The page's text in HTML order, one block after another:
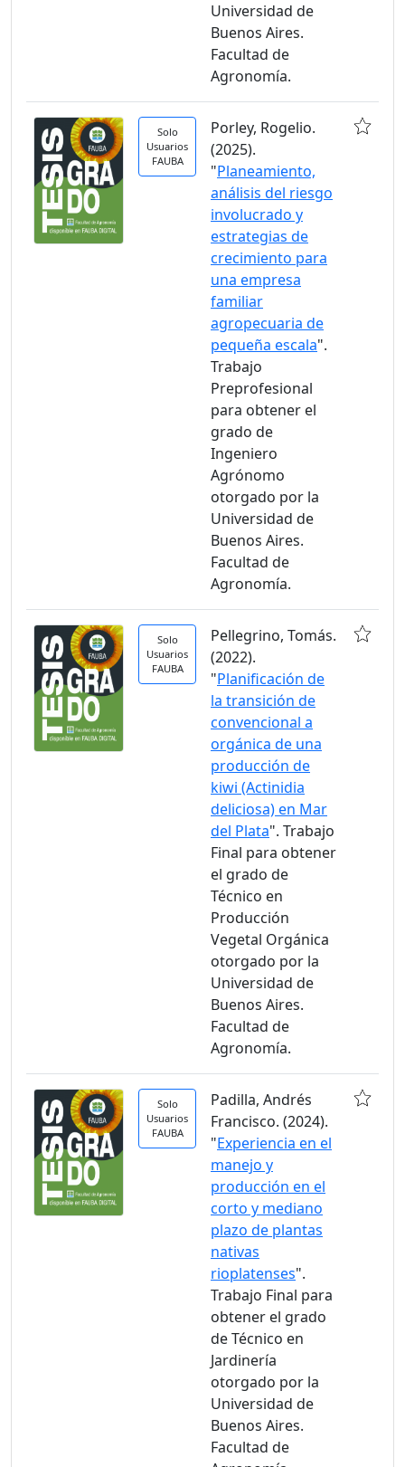
Universidad de
Buenos Aires.
Facultad de
Agronomía.
Solo
Usuarios
FAUBA
Porley, Rogelio.
(2025).
"Planeamiento,
análisis del riesgo
involucrado y
estrategias de
crecimiento para
una empresa
familiar
agropecuaria de
pequeña escala".
Trabajo
Preprofesional
para obtener el
grado de
Ingeniero
Agrónomo
otorgado por la
Universidad de
Buenos Aires.
Facultad de
Agronomía.
Solo
Usuarios
FAUBA
Pellegrino, Tomás.
(2022).
"Planificación de
la transición de
convencional a
orgánica de una
producción de
kiwi (Actinidia
deliciosa) en Mar
del Plata". Trabajo
Final para obtener
el grado de
Técnico en
Producción
Vegetal Orgánica
otorgado por la
Universidad de
Buenos Aires.
Facultad de
Agronomía.
Solo
Usuarios
FAUBA
Padilla, Andrés
Francisco. (2024).
"Experiencia en el
manejo y
producción en el
corto y mediano
plazo de plantas
nativas
rioplatenses".
Trabajo Final para
obtener el grado
de Técnico en
Jardinería
otorgado por la
Universidad de
Buenos Aires.
Facultad de